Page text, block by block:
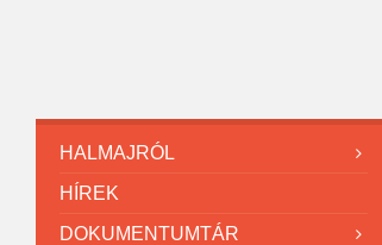
HALMAJRÓL
HÍREK
DOKUMENTUMTÁR